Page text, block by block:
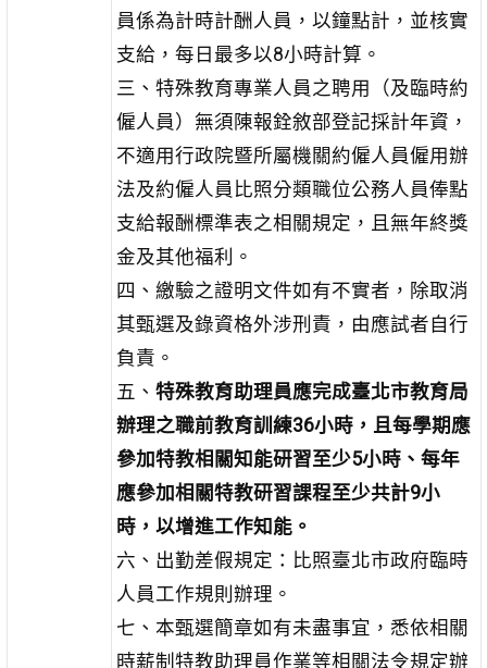
員係為計時計酬人員，以鐘點計，並核實
支給，每日最多以8小時計算。
三、特殊教育專業人員之聘用（及臨時約
僱人員）無須陳報銓敘部登記採計年資，
不適用行政院暨所屬機關約僱人員僱用辦
法及約僱人員比照分類職位公務人員俸點
支給報酬標準表之相關規定，且無年終獎
金及其他福利。
四、繳驗之證明文件如有不實者，除取消
其甄選及錄資格外涉刑責，由應試者自行
負責。
五、 特殊教育助理員應完成臺北市教育局
辦理之職前教育訓練36小時，且每學期應
參加特教相關知能研習至少5小時、每年
應參加相關特教研習課程至少共計9小
時，以增進工作知能。
六、出勤差假規定：比照臺北市政府臨時
人員工作規則辦理。
七、本甄選簡章如有未盡事宜，悉依相關
時薪制特教助理員作業等相關法令規定辦